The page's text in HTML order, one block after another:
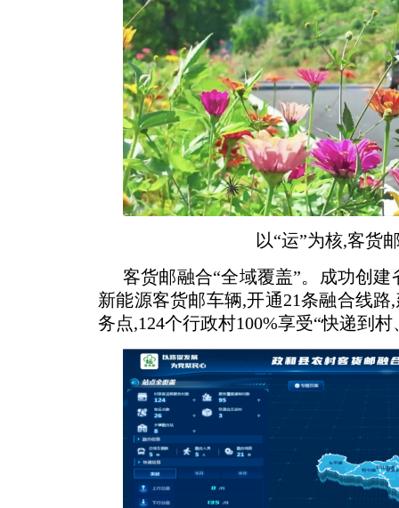
以“运”为核,客货
客货邮融合“全域覆盖”。成功创
新能源客货邮车辆,开通21条融合线
务点,124个行政村100%享受“快递到